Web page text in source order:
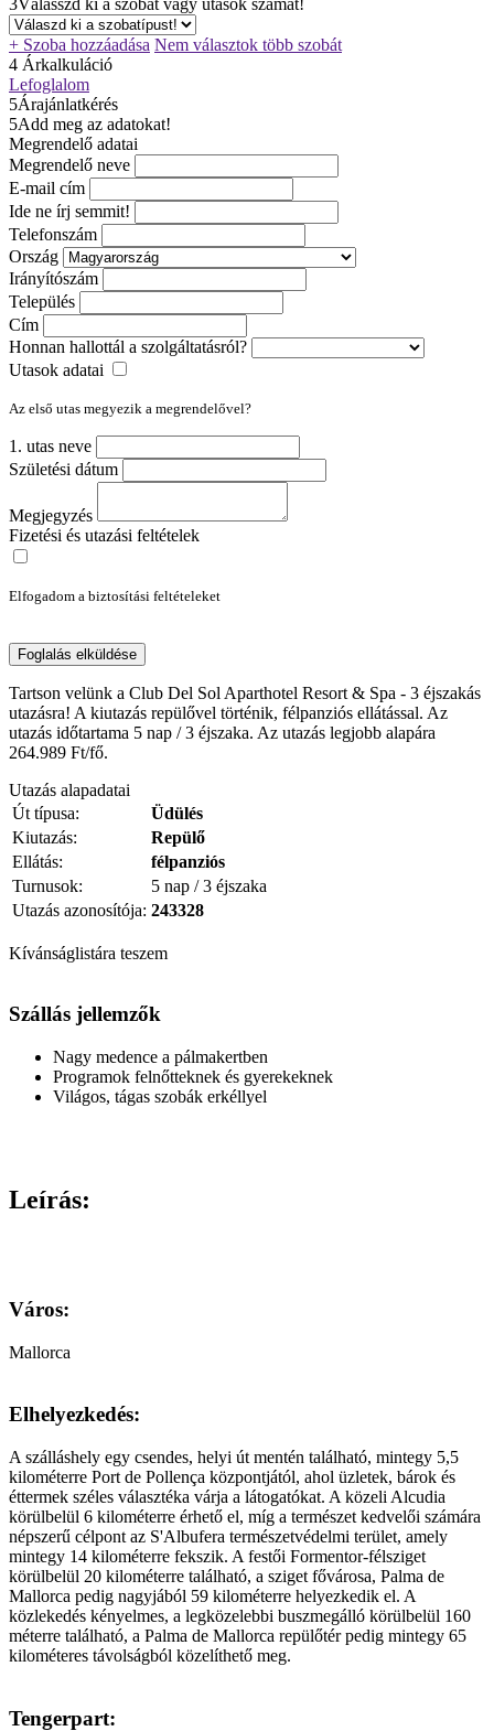
3Válasszd ki a szobát vagy utasok számát!
+ Szoba hozzáadása Nem választok több szobát
4 Árkalkuláció
Lefoglalom
5Árajánlatkérés
5Add meg az adatokat!
Megrendelő adatai
Megrendelő neve
E-mail cím
Ide ne írj semmit!
Telefonszám
Ország
Irányítószám
Település
Cím
Honnan hallottál a szolgáltatásról?
Utasok adatai
Az első utas megyezik a megrendelővel?
1. utas neve
Születési dátum
Megjegyzés
Fizetési és utazási feltételek
Elfogadom a biztosítási feltételeket
Foglalás elküldése
Tartson velünk a Club Del Sol Aparthotel Resort & Spa - 3 éjszakás
utazásra! A kiutazás repülővel történik, félpanziós ellátással. Az
utazás időtartama 5 nap / 3 éjszaka. Az utazás legjobb alapára
264.989 Ft/fő.
Utazás alapadatai
Út típusa:
Üdülés
Kiutazás:
Repülő
Ellátás:
félpanziós
Turnusok:
5 nap / 3 éjszaka
Utazás azonosítója: 243328
Kívánságlistára teszem
Szállás jellemzők
Nagy medence a pálmakertben
Programok felnőtteknek és gyerekeknek
Világos, tágas szobák erkéllyel
Leírás:
Város:
Mallorca
Elhelyezkedés:
A szálláshely egy csendes, helyi út mentén található, mintegy 5,5
kilométerre Port de Pollença központjától, ahol üzletek, bárok és
éttermek széles választéka várja a látogatókat. A közeli Alcudia
körülbelül 6 kilométerre érhető el, míg a természet kedvelői számára
népszerű célpont az S'Albufera természetvédelmi terület, amely
mintegy 14 kilométerre fekszik. A festői Formentor-félsziget
körülbelül 20 kilométerre található, a sziget fővárosa, Palma de
Mallorca pedig nagyjából 59 kilométerre helyezkedik el. A
közlekedés kényelmes, a legközelebbi buszmegálló körülbelül 160
méterre található, a Palma de Mallorca repülőtér pedig mintegy 65
kilométeres távolságból közelíthető meg.
Tengerpart: